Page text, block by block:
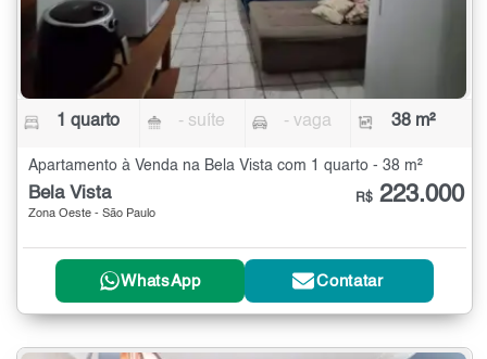
1 quarto - suíte - vaga 38 m²
Apartamento à Venda na Bela Vista com 1 quarto - 38 m²
Bela Vista
Zona Oeste - São Paulo
R$ 223.000
WhatsApp Contatar